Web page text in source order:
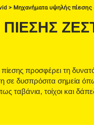
> Μηχανήματα υψηλής πίεσης
προσφέρει τη
σε δυσπρόσιτα σημεία
ταβάνια, τοίχοι και